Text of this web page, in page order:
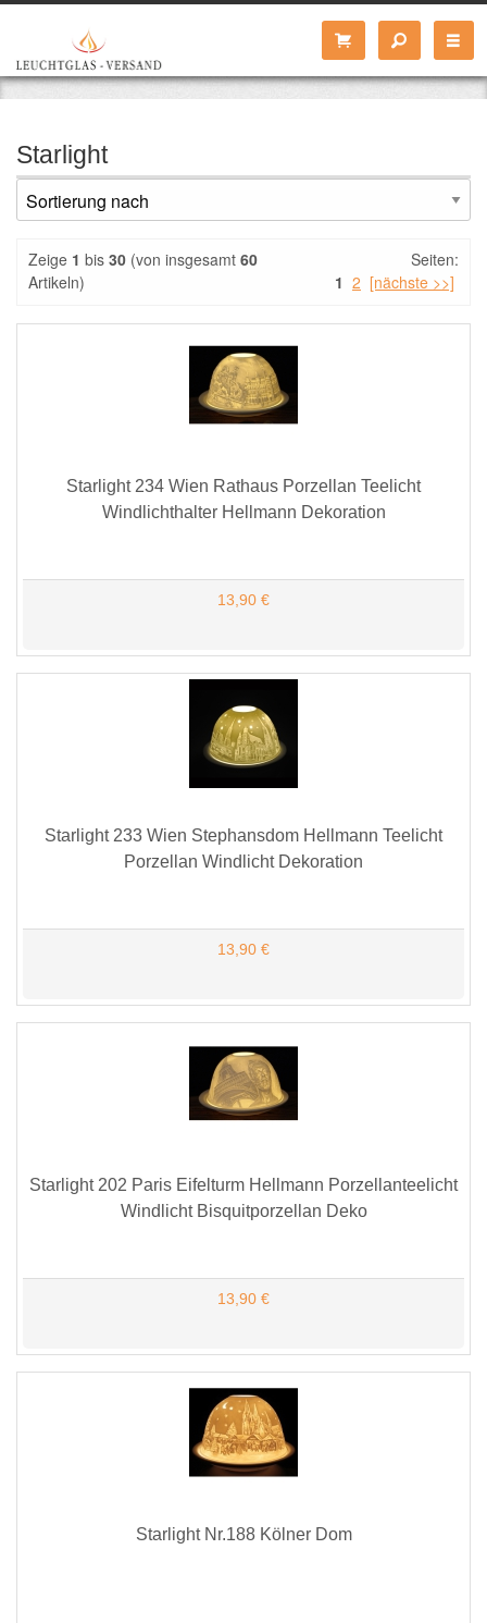
Starlight
Zeige 1 bis 30 (von insgesamt 60
Artikeln)
Seiten:
1 2 [nächste >>]
Starlight 234 Wien Rathaus Porzellan Teelicht
Windlichthalter Hellmann Dekoration
13,90 €
Starlight 233 Wien Stephansdom Hellmann Teelicht
Porzellan Windlicht Dekoration
13,90 €
Starlight 202 Paris Eifelturm Hellmann Porzellanteelicht
Windlicht Bisquitporzellan Deko
13,90 €
Starlight Nr.188 Kölner Dom